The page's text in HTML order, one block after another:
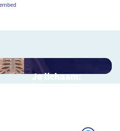
embed
Je lichaam:
botten